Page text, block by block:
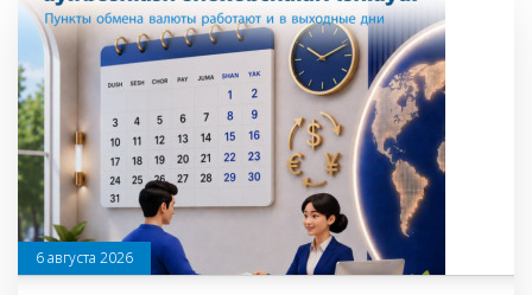
6 августа 2026